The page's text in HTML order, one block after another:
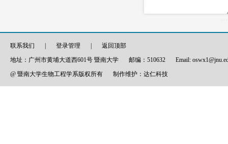
联系我们 登录管理
返回顶部
地址：广州市黄埔大道西601号 暨南大学
邮编：510632
Email:
@ 暨南大学生物工程学系版权所有
制作维护： 达仁科技